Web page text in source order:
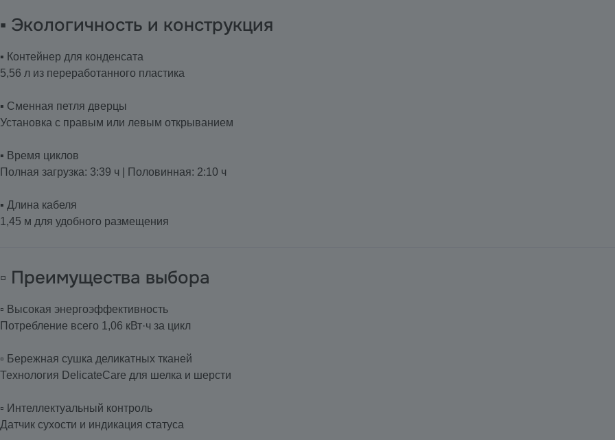
▪️ Экологичность и конструкция
▪️ Контейнер для конденсата
5,56 л из переработанного пластика
▪️ Сменная петля дверцы
Установка с правым или левым открыванием
▪️ Время циклов
Полная загрузка: 3:39 ч | Половинная: 2:10 ч
▪️ Длина кабеля
1,45 м для удобного размещения
▫️ Преимущества выбора
▫️ Высокая энергоэффективность
Потребление всего 1,06 кВт·ч за цикл
▫️ Бережная сушка деликатных тканей
Технология DelicateCare для шелка и шерсти
▫️ Интеллектуальный контроль
Датчик сухости и индикация статуса